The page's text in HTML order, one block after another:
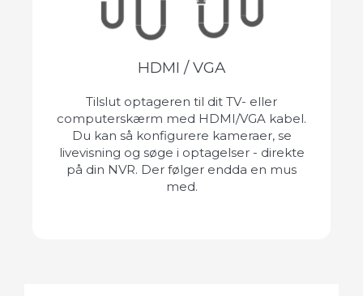
HDMI / VGA
Tilslut optageren til dit TV- eller
computerskærm med HDMI/VGA kabel.
Du kan så konfigurere kameraer, se
livevisning og søge i optagelser - direkte
på din NVR. Der følger endda en mus
med.